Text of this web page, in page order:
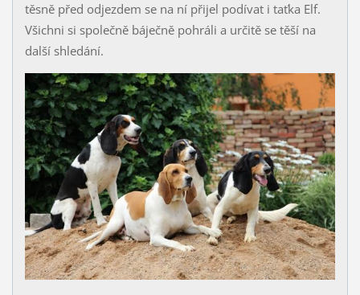
těsně před odjezdem se na ní přijel podívat i taťka Elf.
Všichni si společně báječně pohráli a určitě se těší na
další shledání.